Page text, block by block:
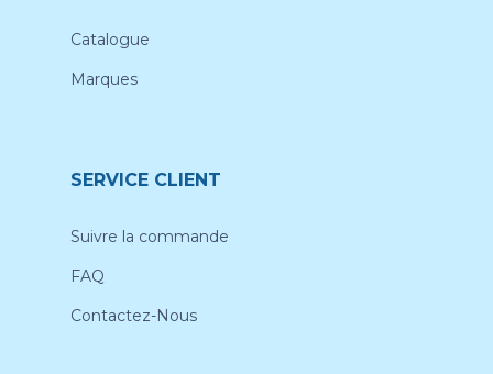
Catalogue
Marques
SERVICE CLIENT
Suivre la commande
FAQ
Contactez-Nous